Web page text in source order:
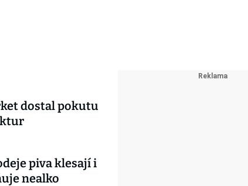
dostal pokutu
piva klesají i
nealko